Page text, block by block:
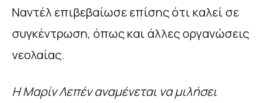
Ναντέλ επιβεβαίωσε επίσης ότι καλεί σε
συγκέντρωση, όπως και άλλες οργανώσεις
νεολαίας.
Η Μαρίν Λεπέν αναμένεται να μιλήσει